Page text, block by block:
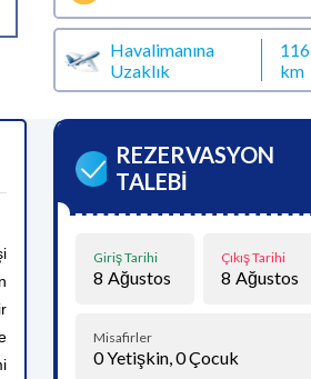
Havalimanına
Uzaklık
116
km
REZERVASYON
TALEBİ
Giriş Tarihi
8 Ağustos
Çıkış Tarihi
8 Ağustos
Misafirler
0Yetişkin,0Çocuk